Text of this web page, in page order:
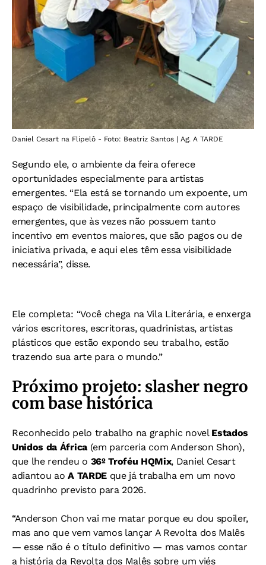
Daniel Cesart na Flipelô - Foto: Beatriz Santos | Ag. A TARDE
Segundo ele, o ambiente da feira oferece
oportunidades especialmente para artistas
emergentes. “Ela está se tornando um expoente, um
espaço de visibilidade, principalmente com autores
emergentes, que às vezes não possuem tanto
incentivo em eventos maiores, que são pagos ou de
iniciativa privada, e aqui eles têm essa visibilidade
necessária”, disse.
Ele completa: “Você chega na Vila Literária, e enxerga
vários escritores, escritoras, quadrinistas, artistas
plásticos que estão expondo seu trabalho, estão
trazendo sua arte para o mundo.”
Próximo projeto: slasher negro
com base histórica
Reconhecido pelo trabalho na graphic novel Estados
Unidos da África(em parceria com Anderson Shon),
que lhe rendeu o 36º Troféu HQMix, Daniel Cesart
adiantou aoA TARDEque já trabalha em um novo
quadrinho previsto para 2026.
“Anderson Chon vai me matar porque eu dou spoiler,
mas ano que vem vamos lançar A Revolta dos Malês
— esse não é o título definitivo — mas vamos contar
a história da Revolta dos Malês sobre um viés